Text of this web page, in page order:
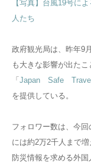
【写真】台風19号に
人たち
政府観光局は、昨年9
も大きな影響が出た
「 Japan Safe Travel
を提供している。
フォロワー数は、今
には約2万2千人まで
防災情報を求める外